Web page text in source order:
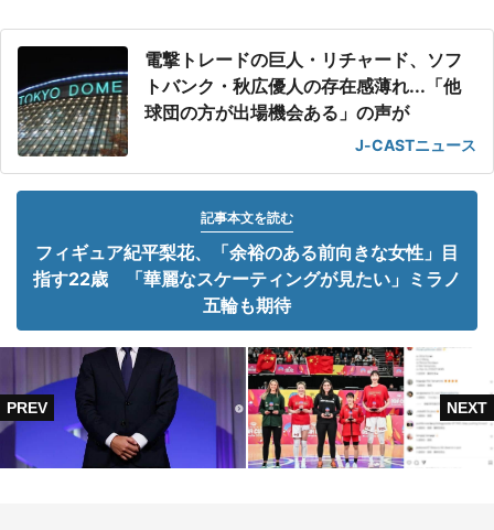
電撃トレードの巨人・リチャード、ソフ
トバンク・秋広優人の存在感薄れ...「他
球団の方が出場機会ある」の声が
J-CASTニュース
記事本文を読む
フィギュア紀平梨花、「余裕のある前向きな女性」目
指す22歳 「華麗なスケーティングが見たい」ミラノ
五輪も期待